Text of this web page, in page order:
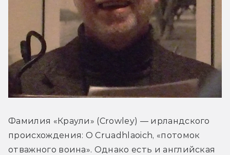
Фамилия «Краули» (Crowley) — ирландского
происхождения: O Cruadhlaoich, «потомок
отважного воина». Однако есть и английская